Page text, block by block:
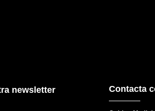
newsletter Contacta